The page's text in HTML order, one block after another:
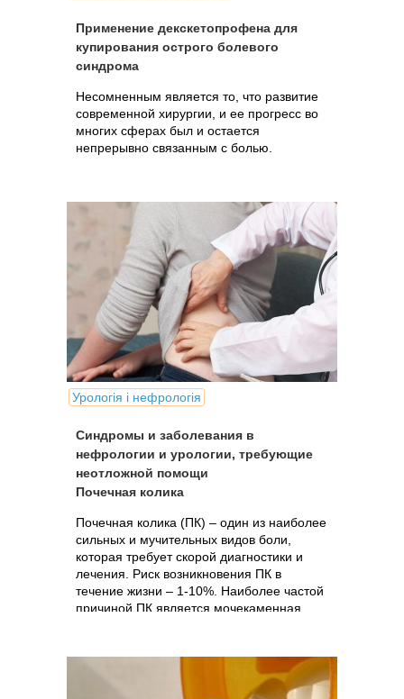
Применение декскетопрофена для
купирования острого болевого
синдрома
Несомненным является то, что развитие
современной хирургии, и ее прогресс во
многих сферах был и остается
непрерывно связанным с болью.
Урологія і нефрологія
Синдромы и заболевания в
нефрологии и урологии, требующие
неотложной помощи
Почечная колика
Почечная колика (ПК) – один из наиболее
сильных и мучительных видов боли,
которая требует скорой диагностики и
лечения. Риск возникновения ПК в
течение жизни – 1-10%. Наиболее частой
причиной ПК является мочекаменная